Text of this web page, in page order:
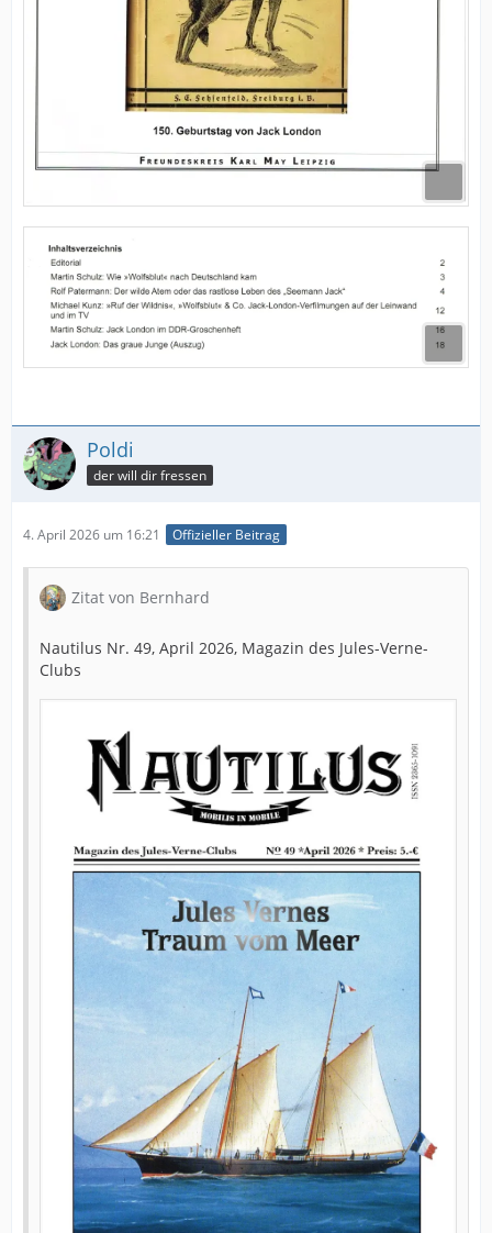
Poldi
der will dir fressen
4. April 2026 um 16:21 Offizieller Beitrag
Zitat von Bernhard
Nautilus Nr. 49, April 2026, Magazin des Jules-Verne-
Clubs